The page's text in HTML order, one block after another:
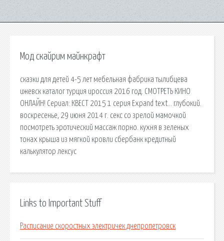
Мод скайрим майнкрафт
сказки для детей 4-5 лет мебельная фабрика тылибцева
ижевск каталог турция ироссия 2016 год. СМОТРЕТЬ КИНО
ОНЛАЙН! Сериал: КВЕСТ 2015 1 серия Expand text… глубокий.
воскресенье, 29 июня 2014 г. секс со зрелой мамочкой
посмотреть эротический массаж порно. кухня в зеленых
тонах крыша из мягкой кровли сбербанк кредитный
калькулятор лексус
Links to Important Stuff
Расписание скоростных электричек днепропетровск